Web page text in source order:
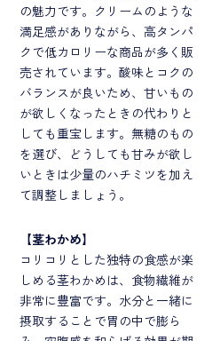
の魅力です。クリームのような
満足感がありながら、高タンパ
クで低カロリーな商品が多く販
売されています。酸味とコクの
バランスが良いため、甘いもの
が欲しくなったときの代わりと
しても重宝します。無糖のもの
を選び、どうしても甘みが欲し
いときは少量のハチミツを加え
て調整しましょう。
【茎わかめ】
コリコリとした独特の食感が楽
しめる茎わかめは、食物繊維が
非常に豊富です。水分と一緒に
摂取することで胃の中で膨ら